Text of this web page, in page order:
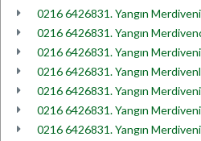
0216 6426831. Yangın
0216 6426831. Yangın
0216 6426831. Yangın
0216 6426831. Yangın
0216 6426831. Yangın
0216 6426831. Yangın
0216 6426831. Yangın